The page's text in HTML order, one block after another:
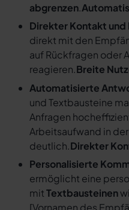
abgrenzen.
Direkter Kontakt
direkt mit den
auf Rückfragen oder
reagieren.Breite
Automatisierte
und Textbausteine
Anfragen
Arbeitsaufwand in
deutlich.Direkter
Personalisierte
ermöglicht eine
mitTextbausteinen
[Vornamen des